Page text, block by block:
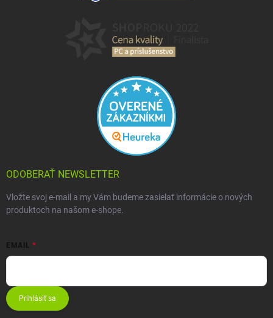
ODOBERAŤ NEWSLETTER
Vložte svoj e-mail a my Vám budeme zasielať informácie o nových
produktoch na našom e-shope.
EMAIL
Prihlásiť sa